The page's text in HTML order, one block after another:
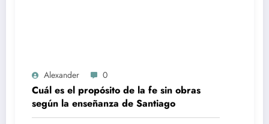
Alexander 0
Cuál es el propósito de la fe sin obras
según la enseñanza de Santiago